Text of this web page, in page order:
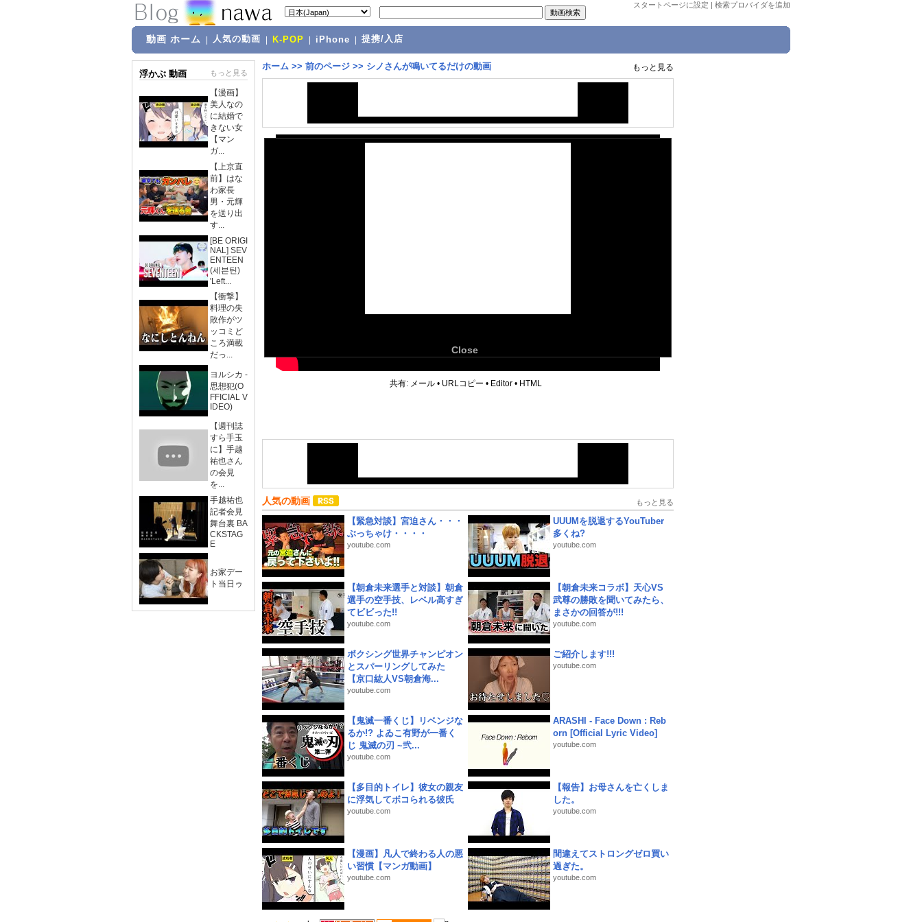
スタートページに設定 | 検索プロバイダを追加
動画 ホーム 人気の動画 K-POP iPhone 提携/入店
浮かぶ 動画 もっと見る
【漫画】
美人なの
に結婚で
きない女
【マン
ガ...
【上京直
前】はな
わ家長
男・元輝
を送り出
す...
[BE ORIGI
NAL] SEV
ENTEEN
(세븐틴)
'Left...
【衝撃】
料理の失
敗作がツ
ッコミど
ころ満載
だっ...
ヨルシカ -
思想犯(O
FFICIAL V
IDEO)
【週刊誌
すら手玉
に】手越
祐也さん
の会見
を...
手越祐也
記者会見
舞台裏 BA
CKSTAG
E
お家デー
ト当日ゥ
ホーム >> 前のページ >> シノさんが鳴いてるだけの動画 もっと見る
Close
共有: メール • URLコピー • Editor • HTML
人気の動画 もっと見る
【緊急対談】宮迫さん・・・
ぶっちゃけ・・・・
youtube.com
UUUMを脱退するYouTuber
多くね?
youtube.com
【朝倉未来選手と対談】朝倉
選手の空手技、レベル高すぎ
てビビった!!
youtube.com
【朝倉未来コラボ】天心VS
武尊の勝敗を聞いてみたら、
まさかの回答が!!!
youtube.com
ボクシング世界チャンピオン
とスパーリングしてみた
【京口紘人VS朝倉海...
youtube.com
ご紹介します!!!
youtube.com
【鬼滅一番くじ】リベンジな
るか!? よゐこ有野が一番く
じ 鬼滅の刃 ~弐...
youtube.com
ARASHI - Face Down : Reb
orn [Official Lyric Video]
youtube.com
【多目的トイレ】彼女の親友
に浮気してボコられる彼氏
youtube.com
【報告】お母さんを亡くしま
した。
youtube.com
【漫画】凡人で終わる人の悪
い習慣【マンガ動画】
youtube.com
間違えてストロングゼロ買い
過ぎた。
youtube.com